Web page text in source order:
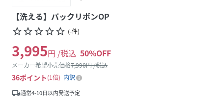
【洗える】バックリボンOP
star_borderstar_borderstar_borderstar_borderstar_border (-件)
3,995円 /税込 50%OFF
メーカー希望小売価格7,990円 /税込
36ポイント 1倍
内訳
local_shipping通常4-10日以内発送予定